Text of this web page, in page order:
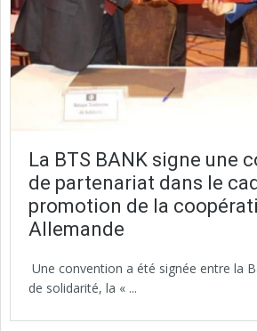
La BTS BANK signe une
de partenariat dans le
promotion de la
Allemande
Une convention a été signée entre la
de solidarité, la « ...